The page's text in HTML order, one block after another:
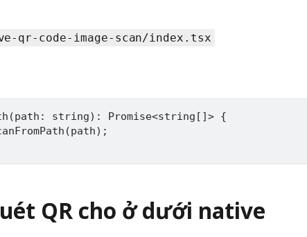
qr-code-image-scan/index.tsx
string): Promise<string[]> {
QR cho ở dưới native